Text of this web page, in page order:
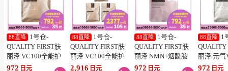
88直降
1号仓-
QUALITY FIRST肤
丽泽 VC100全能护
理面膜 7片
972 日元
88直降
1号仓-
QUALITY FIRST肤
丽泽 VC100全能护
理面膜 7片 3个装
2,916 日元
88直降
1号仓-
QUALITY FIRST肤
丽泽 NMN+烟酰胺
多重焕活面膜 7片
972 日元
88直降
1
QUALITY
丽泽 元气
白保湿面
972 日元